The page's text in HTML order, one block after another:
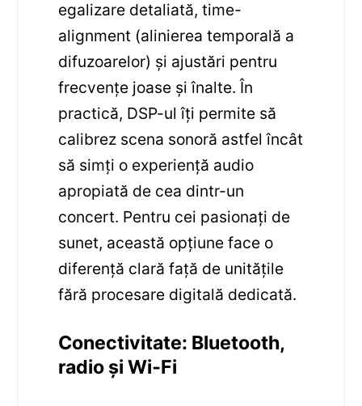
egalizare detaliată, time-
alignment (alinierea temporală a
difuzoarelor) și ajustări pentru
frecvențe joase și înalte. În
practică, DSP-ul îți permite să
calibrez scena sonoră astfel încât
să simți o experiență audio
apropiată de cea dintr-un
concert. Pentru cei pasionați de
sunet, această opțiune face o
diferență clară față de unitățile
fără procesare digitală dedicată.
Conectivitate: Bluetooth,
radio și Wi‑Fi